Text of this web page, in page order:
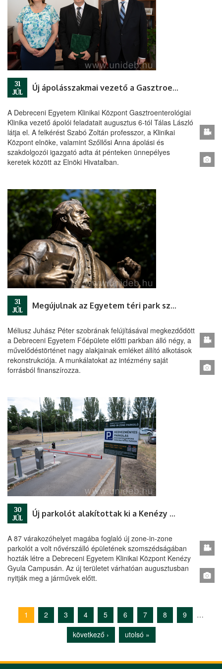
31
JÚL
Új ápolásszakmai vezető a Gasztroenterológiai Klinikán
A Debreceni Egyetem Klinikai Központ Gasztroenterológiai
Klinika vezető ápolói feladatait augusztus 6-tól Tálas László
látja el. A felkérést Szabó Zoltán professzor, a Klinikai
Központ elnöke, valamint Szőllősi Anna ápolási és
szakdolgozói igazgató adta át pénteken ünnepélyes
keretek között az Elnöki Hivatalban.
31
JÚL
Megújulnak az Egyetem téri park szobrai
Méliusz Juhász Péter szobrának felújításával megkezdődött
a Debreceni Egyetem Főépülete előtti parkban álló négy, a
művelődéstörténet nagy alakjainak emléket állító alkotások
rekonstrukciója. A munkálatokat az intézmény saját
forrásból finanszírozza.
30
JÚL
Új parkolót alakítottak ki a Kenézy Campuson
A 87 várakozóhelyet magába foglaló új zone-in-zone
parkolót a volt nővérszálló épületének szomszédságában
hozták létre a Debreceni Egyetem Klinikai Központ Kenézy
Gyula Campusán. Az új területet várhatóan augusztusban
nyitják meg a járművek előtt.
Oldalak
1 2 3 4 5 6 7 8 9
…
következő ›
utolsó »